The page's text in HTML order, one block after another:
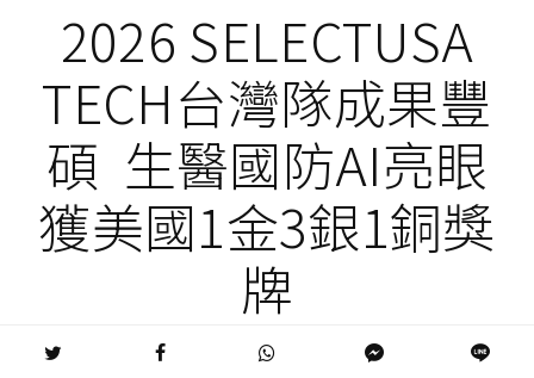
2026 SELECTUSA
TECH台灣隊成果豐
碩 生醫國防AI亮眼
獲美國1金3銀1銅獎
牌
2026 SelectUSA Tech台灣隊成果豐碩 生醫國防